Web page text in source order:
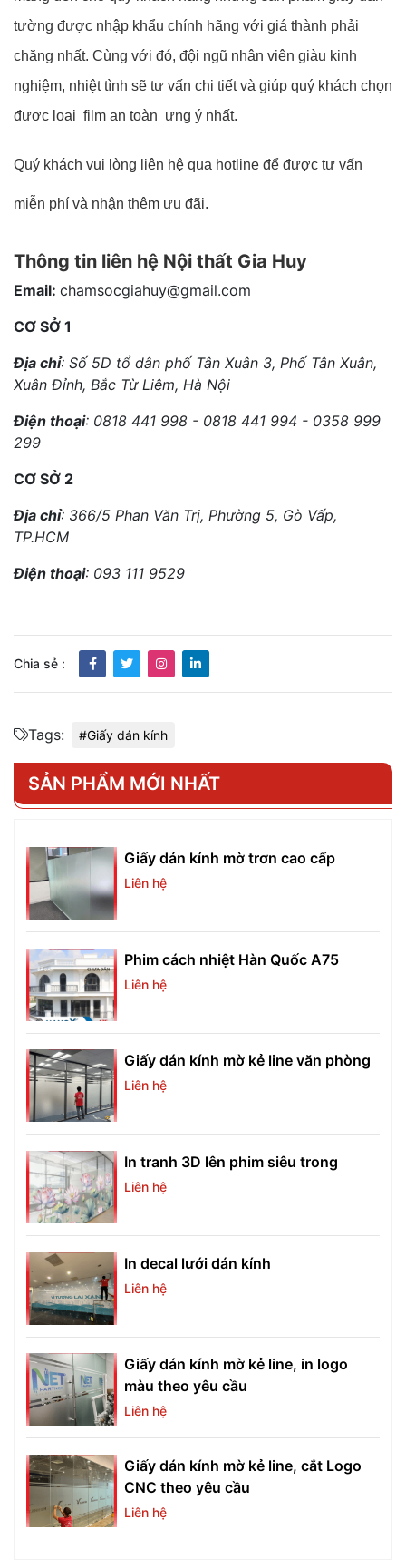
tường được nhập khẩu chính hãng với giá thành phải
chăng nhất. Cùng với đó, đội ngũ nhân viên giàu kinh
nghiệm, nhiệt tình sẽ tư vấn chi tiết và giúp quý khách chọn
được loại  film an toàn  ưng ý nhất.
Quý khách vui lòng liên hệ qua hotline để được tư vấn
miễn phí và nhận thêm ưu đãi.
Thông tin liên hệ Nội thất Gia Huy
Email: chamsocgiahuy@gmail.com
CƠ SỞ 1
Địa chỉ: Số 5D tổ dân phố Tân Xuân 3, Phố Tân Xuân,
Xuân Đỉnh, Bắc Từ Liêm, Hà Nội
Điện thoại: 0818 441 998 - 0818 441 994 - 0358 999
299
CƠ SỞ 2
Địa chỉ: 366/5 Phan Văn Trị, Phường 5, Gò Vấp,
TP.HCM
Điện thoại: 093 111 9529
Chia sẻ :
Tags: #Giấy dán kính
SẢN PHẨM MỚI NHẤT
Giấy dán kính mờ trơn cao cấp
Liên hệ
Phim cách nhiệt Hàn Quốc A75
Liên hệ
Giấy dán kính mờ kẻ line văn phòng
Liên hệ
In tranh 3D lên phim siêu trong
Liên hệ
In decal lưới dán kính
Liên hệ
Giấy dán kính mờ kẻ line, in logo
màu theo yêu cầu
Liên hệ
Giấy dán kính mờ kẻ line, cắt Logo
CNC theo yêu cầu
Liên hệ